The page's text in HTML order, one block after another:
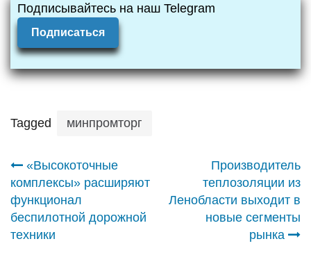
Подписывайтесь на наш Telegram
Подписаться
Tagged минпромторг
Навигация
по
записям
«Высокоточные
комплексы» расширяют
функционал
беспилотной дорожной
техники
Производитель
теплозоляции из
Ленобласти выходит в
новые сегменты
рынка